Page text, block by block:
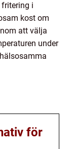
i
kost om
att välja
under
för